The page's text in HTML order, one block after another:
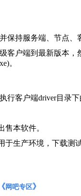
保持服务端、节点、
客户端到最新版本，
。
客户端driver目录下
售本软件。
于生产环境，下载测
《 网吧专区》